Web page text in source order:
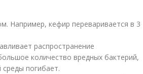
Например, кефир переваривается в 3
распространение
количество вредных бактерий,
погибает.